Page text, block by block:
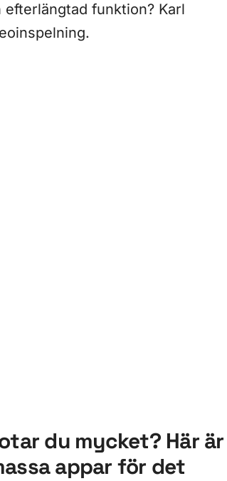
funktion? Karl
du mycket? Här är
appar för det